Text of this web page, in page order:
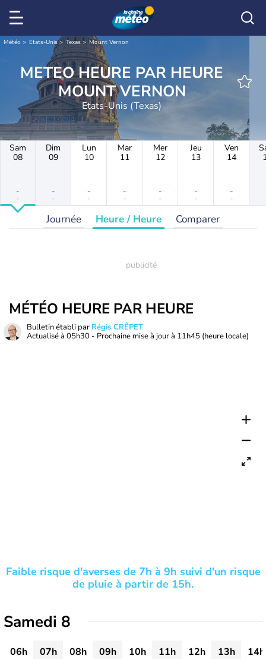
Météo Etats-Unis Texas Mount Vernon
METEO HEURE PAR HEURE
MOUNT VERNON
Etats-Unis (Texas)
Sam
08
-
-
Dim
09
-
-
Lun
10
-
-
Mar
11
-
-
Mer
12
-
-
Jeu
13
-
-
Ven
14
-
-
Journée Heure / Heure Comparer
MÉTÉO HEURE PAR HEURE
Bulletin établi par Régis CRÊPET
Actualisé à 05h30 - Prochaine mise à jour à 11h45 (heure locale)
Faible risque d'averses de 7h à 9h suivi d'un risque
de pluie à partir de 15h.
Samedi 8
06h 07h 08h 09h 10h 11h 12h 13h
14h